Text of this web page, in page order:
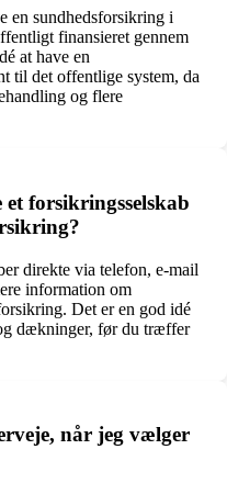
en sundhedsforsikring i
finansieret gennem
at have en
til det offentlige system, da
og flere
forsikringsselskab
direkte via telefon, e-mail
information om
Det er en god idé
dækninger, før du træffer
når jeg vælger